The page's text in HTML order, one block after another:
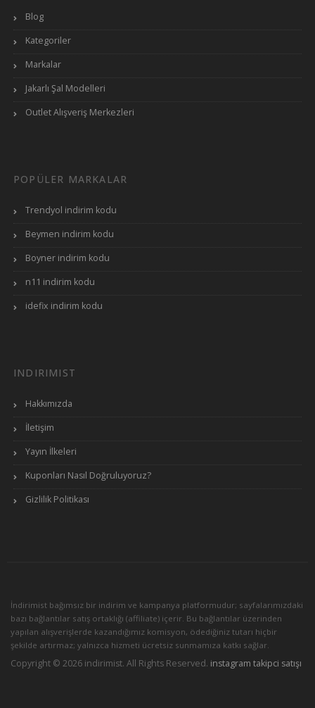
Blog
Kategoriler
Markalar
Jakarlı Şal Modelleri
Outlet Alışveriş Merkezleri
POPÜLER MARKALAR
Trendyol indirim kodu
Beymen indirim kodu
Boyner indirim kodu
n11 indirim kodu
idefix indirim kodu
INDIRIMIST
Hakkımızda
İletişim
Yayın İlkeleri
Kuponları Nasıl Doğruluyoruz?
Gizlilik Politikası
İndirimist bağımsız bir indirim ve kampanya platformudur; sayfalarımızdaki
bazı bağlantılar satış ortaklığı (affiliate) içerir. Bu bağlantılar üzerinden
yapılan alışverişlerde kazandığımız komisyon, ödediğiniz tutarı hiçbir
şekilde artırmaz; yalnızca hizmeti ücretsiz sunmamıza katkı sağlar.
Copyright © 2026 indirimist. All Rights Reserved. instagram takipci satışı